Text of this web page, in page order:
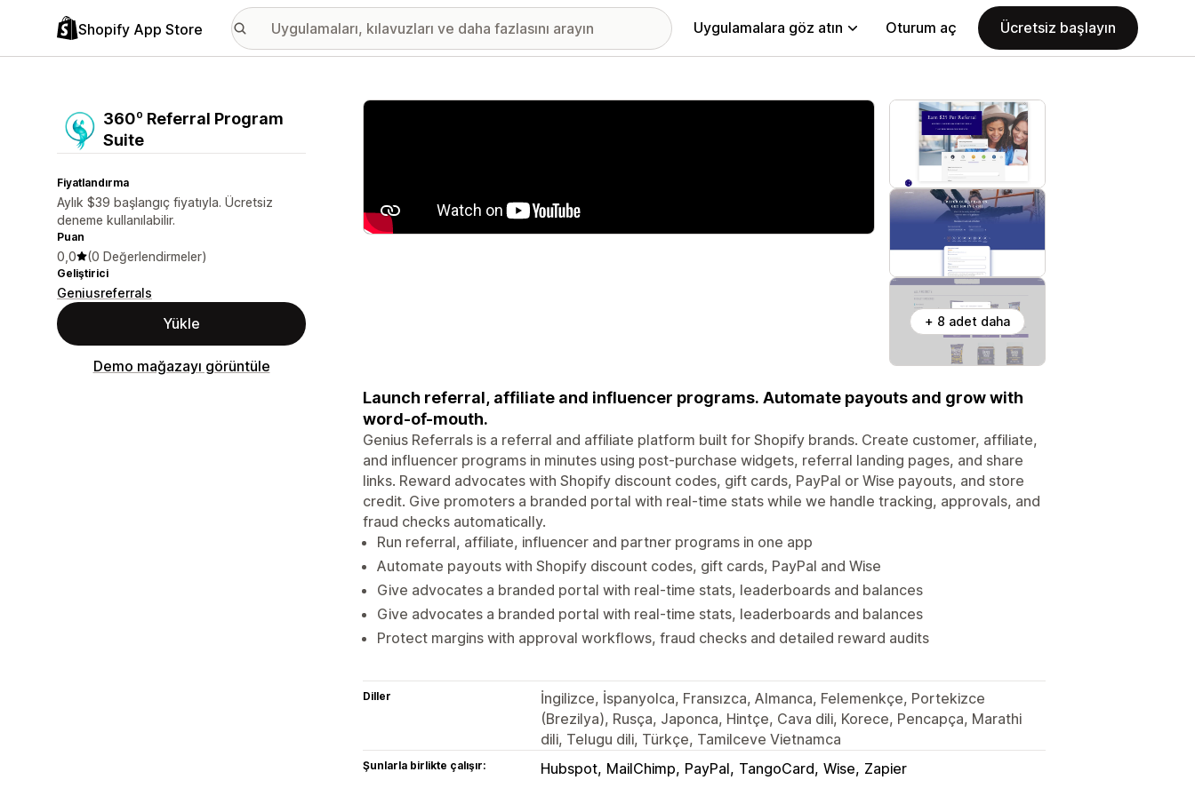
Shopify App Store Uygulamalara göz atın Oturum aç Ücretsiz başlayın
360º Referral Program
Suite
Fiyatlandırma
Aylık $39 başlangıç fiyatıyla. Ücretsiz
deneme kullanılabilir.
Puan
0,0 (0 Değerlendirmeler)
Geliştirici
Geniusreferrals
Yükle
Demo mağazayı görüntüle
Öne çıkan görsel galerisi
+ 8 adet daha
Launch referral, affiliate and influencer programs. Automate payouts and grow with
word-of-mouth.
Genius Referrals is a referral and affiliate platform built for Shopify brands. Create customer, affiliate,
and influencer programs in minutes using post-purchase widgets, referral landing pages, and share
links. Reward advocates with Shopify discount codes, gift cards, PayPal or Wise payouts, and store
credit. Give promoters a branded portal with real-time stats while we handle tracking, approvals, and
fraud checks automatically.
Run referral, affiliate, influencer and partner programs in one app
Automate payouts with Shopify discount codes, gift cards, PayPal and Wise
Give advocates a branded portal with real-time stats, leaderboards and balances
Give advocates a branded portal with real-time stats, leaderboards and balances
Protect margins with approval workflows, fraud checks and detailed reward audits
Diller
İngilizce, İspanyolca, Fransızca, Almanca, Felemenkçe, Portekizce
(Brezilya), Rusça, Japonca, Hintçe, Cava dili, Korece, Pencapça, Marathi
dili, Telugu dili, Türkçe, Tamilceve Vietnamca
Şunlarla birlikte çalışır: Hubspot MailChimp PayPal TangoCard Wise Zapier